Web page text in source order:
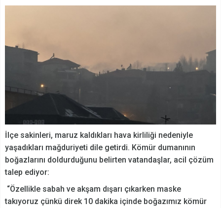
İlçe sakinleri, maruz kaldıkları hava kirliliği nedeniyle
yaşadıkları mağduriyeti dile getirdi. Kömür dumanının
boğazlarını doldurduğunu belirten vatandaşlar, acil çözüm
talep ediyor:
“Özellikle sabah ve akşam dışarı çıkarken maske
takıyoruz çünkü direk 10 dakika içinde boğazımız kömür